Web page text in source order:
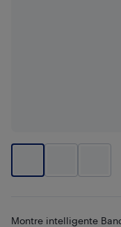
Montre intelligente